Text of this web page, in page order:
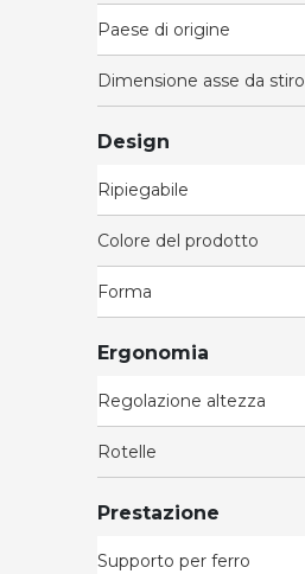
Paese di origine
Dimensione asse da stiro
Design
Ripiegabile
Colore del prodotto
Forma
Ergonomia
Regolazione altezza
Rotelle
Prestazione
Supporto per ferro